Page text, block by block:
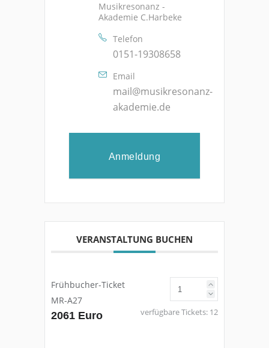
Musikresonanz -
Akademie C.Harbeke
Telefon
0151-19308658
Email
mail@musikresonanz-
akademie.de
Anmeldung
VERANSTALTUNG BUCHEN
Frühbucher-Ticket
MR-A27
2061 Euro verfügbare Tickets: 12